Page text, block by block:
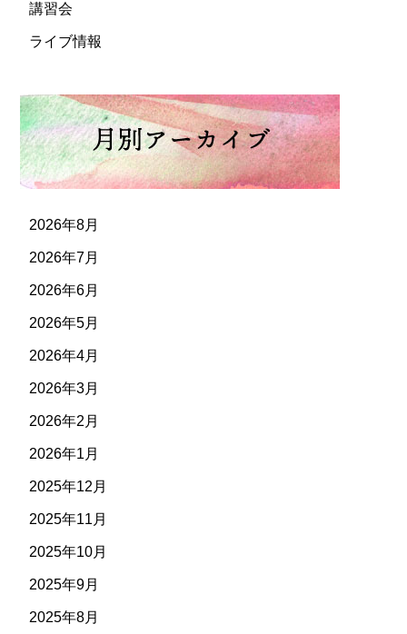
講習会
ライブ情報
2026年8月
2026年7月
2026年6月
2026年5月
2026年4月
2026年3月
2026年2月
2026年1月
2025年12月
2025年11月
2025年10月
2025年9月
2025年8月